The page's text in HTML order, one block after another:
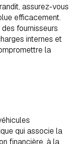
assurez-vous
efficacement.
des fournisseurs
internes et
la
qui associe la
financière, à la